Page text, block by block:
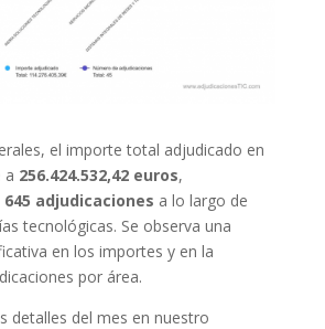
el importe total adjudicado en
a 256.424.532,42 euros,
adjudicaciones a lo largo de
tecnológicas. Se observa una
en los importes y en la
por área.
detalles del mes en nuestro